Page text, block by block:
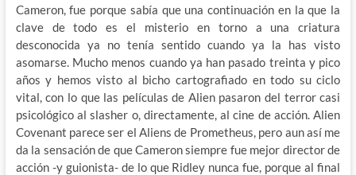
Cameron, fue porque sabía que una continuación en la que la
clave de todo es el misterio en torno a una criatura
desconocida ya no tenía sentido cuando ya la has visto
asomarse. Mucho menos cuando ya han pasado treinta y pico
años y hemos visto al bicho cartografiado en todo su ciclo
vital, con lo que las películas de Alien pasaron del terror casi
psicológico al slasher o, directamente, al cine de acción. Alien
Covenant parece ser el Aliens de Prometheus, pero aun así me
da la sensación de que Cameron siempre fue mejor director de
acción -y guionista- de lo que Ridley nunca fue, porque al final